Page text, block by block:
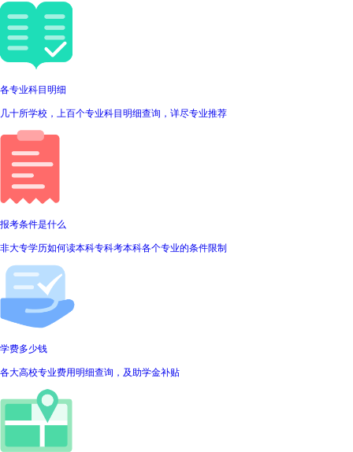
各专业科目明细
几十所学校，上百个专业科目明细查询，详尽专业推荐
报考条件是什么
非大专学历如何读本科专科考本科各个专业的条件限制
学费多少钱
各大高校专业费用明细查询，及助学金补贴